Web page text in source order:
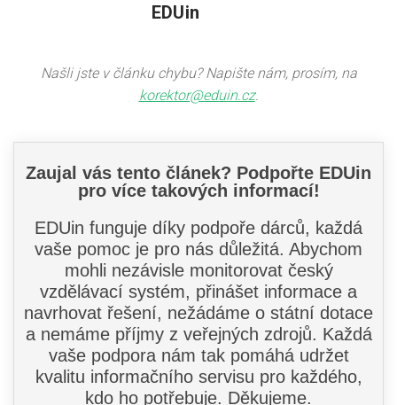
EDUin
Našli jste v článku chybu? Napište nám, prosím, na
korektor@eduin.cz.